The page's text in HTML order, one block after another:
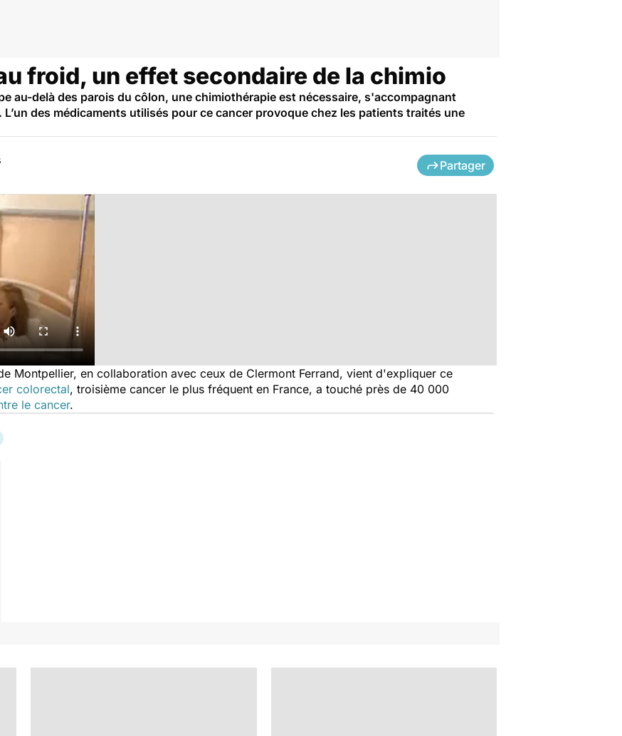
froid, un effet secondaire de la chimio
au-delà des parois du côlon, une chimiothérapie est nécessaire, s'accompagnant
des médicaments utilisés pour ce cancer provoque chez les patients traités une
Partager
Montpellier, en collaboration avec ceux de Clermont Ferrand, vient d'expliquer ce
colorectal, troisième cancer le plus fréquent en France, a touché près de 40 000
le cancer.